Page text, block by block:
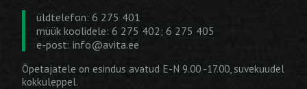
üldtelefon: 6 275 401
müük koolidele: 6 275 402; 6 275 405
e-post: info@avita.ee
Õpetajatele on esindus avatud E-N 9.00 -17.00, suvekuudel
kokkuleppel.